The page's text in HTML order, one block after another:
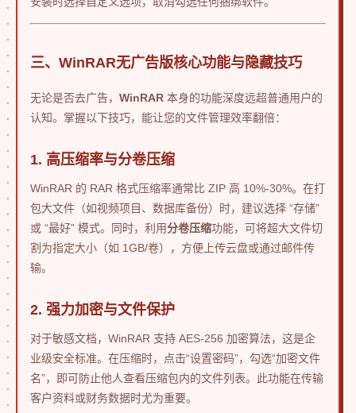
三、WinRAR无广告版核心功能与隐藏技巧
无论是否去广告， WinRAR 本身的功能深度远超普通用户的
认知。掌握以下技巧，能让您的文件管理效率翻倍：
1. 高压缩率与分卷压缩
WinRAR 的 RAR 格式压缩率通常比 ZIP 高 10%-30%。在打
包大文件（如视频项目、数据库备份）时，建议选择 “存储”
或 “最好” 模式。同时，利用分卷压缩功能，可将超大文件切
割为指定大小（如 1GB/卷），方便上传云盘或通过邮件传
输。
2. 强力加密与文件保护
对于敏感文档，WinRAR 支持 AES-256 加密算法，这是企
业级安全标准。在压缩时，点击“设置密码”，勾选“加密文件
名”，即可防止他人查看压缩包内的文件列表。此功能在传输
客户资料或财务数据时尤为重要。